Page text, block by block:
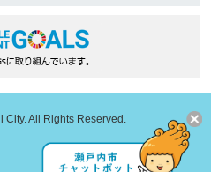
All Rights Reserved.